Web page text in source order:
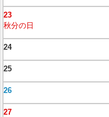
23
秋分の日
24
25
26
27